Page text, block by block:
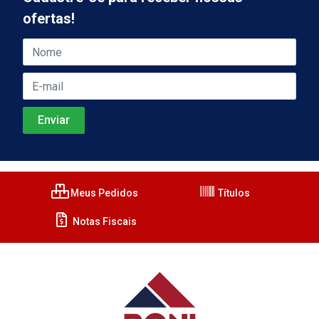
ofertas!
Meus Pedidos Títulos
Notas Fiscais